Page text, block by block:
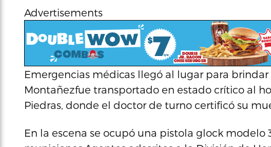
Advertisements
Emergencias médicas llegó al lugar para
Montañezfue transportado en estado crítico al
Piedras, donde el doctor de turno certificó su
En la escena se ocupó una pistola glock modelo